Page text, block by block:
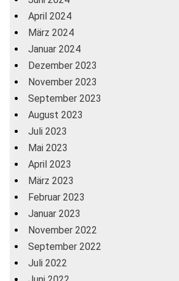
April 2024
März 2024
Januar 2024
Dezember 2023
November 2023
September 2023
August 2023
Juli 2023
Mai 2023
April 2023
März 2023
Februar 2023
Januar 2023
November 2022
September 2022
Juli 2022